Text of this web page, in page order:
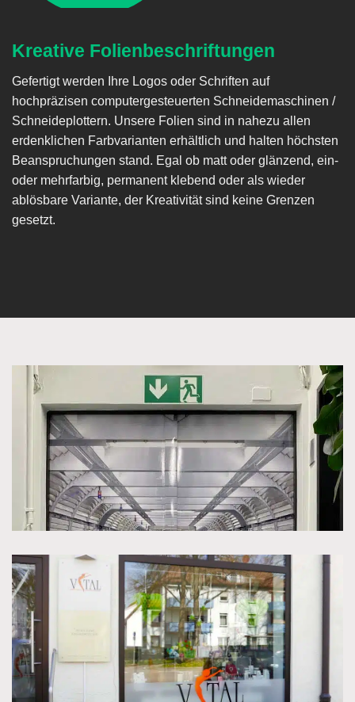
Kreative Folienbeschriftungen
Gefertigt werden Ihre Logos oder Schriften auf
hochpräzisen computergesteuerten Schneidemaschinen /
Schneideplottern. Unsere Folien sind in nahezu allen
erdenklichen Farbvarianten erhältlich und halten höchsten
Beanspruchungen stand. Egal ob matt oder glänzend, ein-
oder mehrfarbig, permanent klebend oder als wieder
ablösbare Variante, der Kreativität sind keine Grenzen
gesetzt.